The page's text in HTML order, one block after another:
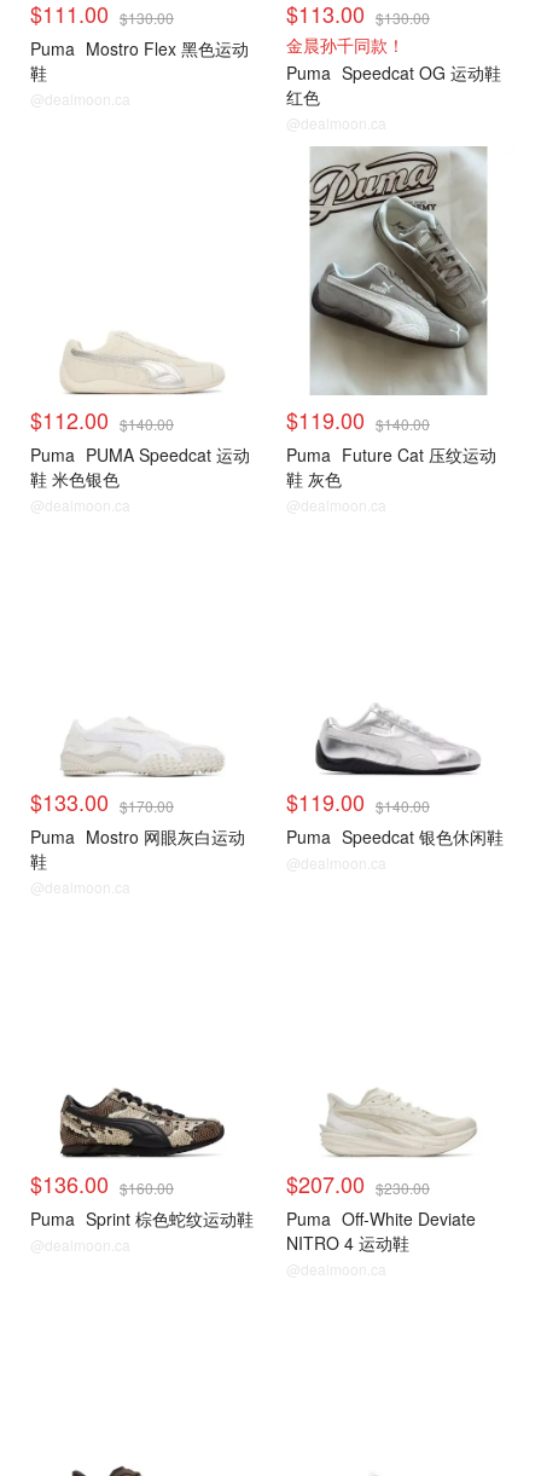
$111.00 $130.00
Puma Mostro Flex 黑色运动
鞋
@dealmoon.ca
$113.00 $130.00
金晨孙千同款！
Puma Speedcat OG 运动鞋
红色
@dealmoon.ca
$112.00 $140.00
Puma PUMA Speedcat 运动
鞋 米色银色
@dealmoon.ca
$119.00 $140.00
Puma Future Cat 压纹运动
鞋 灰色
@dealmoon.ca
$133.00 $170.00
Puma Mostro 网眼灰白运动
鞋
@dealmoon.ca
$119.00 $140.00
Puma Speedcat 银色休闲鞋
@dealmoon.ca
$136.00 $160.00
Puma Sprint 棕色蛇纹运动鞋
@dealmoon.ca
$207.00 $230.00
Puma Off-White Deviate
NITRO 4 运动鞋
@dealmoon.ca